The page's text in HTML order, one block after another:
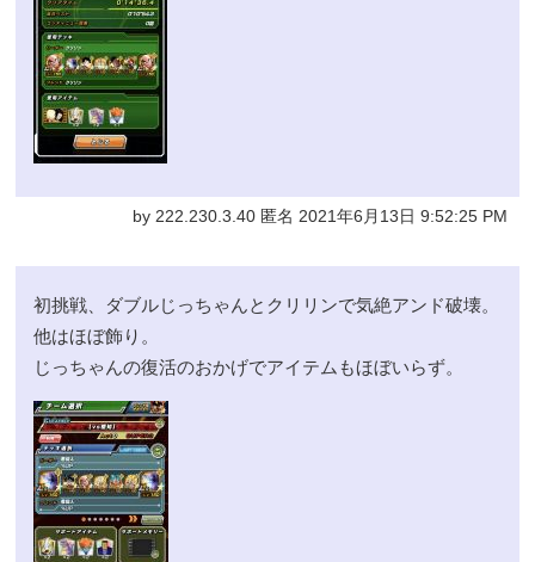
by 222.230.3.40 匿名 2021年6月13日 9:52:25 PM
初挑戦、ダブルじっちゃんとクリリンで気絶アンド破壊。
他はほぼ飾り。
じっちゃんの復活のおかげでアイテムもほぼいらず。